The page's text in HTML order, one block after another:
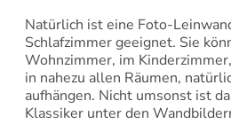
Natürlich ist eine Foto-
Schlafzimmer geeignet. Sie
Wohnzimmer, im
in nahezu allen Räumen,
aufhängen. Nicht umsonst ist
Klassiker unter den